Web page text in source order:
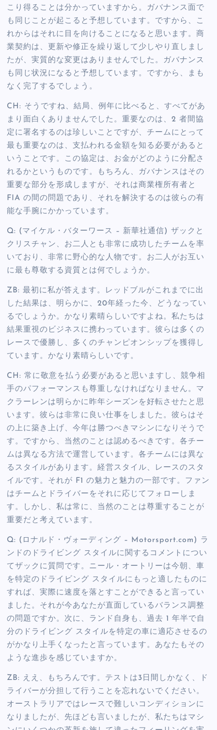
こり得ることは分かっていますから。ガバナンス面で
も同じことが起こると予想しています。ですから、こ
れからはそれに目を向けることになると思います。商
業契約は、更新や修正を繰り返して少しやり直しまし
たが、実質的な変更はありませんでした。ガバナンス
も同じ状況になると予想しています。ですから、まも
なく完了するでしょう。
CH: そうですね、結局、例年に比べると、すべてがあ
まり面白くありませんでした。重要なのは、2 者間協
定に署名するのは珍しいことですが、チームにとって
最も重要なのは、支払われる金額を知る必要があると
いうことです。この協定は、お金がどのように分配さ
れるかというものです。もちろん、ガバナンスはその
重要な部分を形成しますが、それは商業権所有者と
FIA の間の問題であり、それを解決するのは彼らの有
能な手腕にかかっています。
Q: (マイケル・バターワース – 新華社通信) ザックと
クリスチャン、お二人とも非常に成功したチームを率
いており、非常に野心的な人物です。お二人がお互い
に最も尊敬する資質とは何でしょうか。
ZB: 最初に私が答えます。レッドブルがこれまでに出
した結果は、明らかに、20年経った今、どうなってい
るでしょうか。かなり素晴らしいですよね。私たちは
結果重視のビジネスに携わっています。彼らは多くの
レースで優勝し、多くのチャンピオンシップを獲得し
ています。かなり素晴らしいです。
CH: 常に敬意を払う必要があると思いますし、競争相
手のパフォーマンスも尊重しなければなりません。マ
クラーレンは明らかに昨年シーズンを好転させたと思
います。彼らは非常に良い仕事をしました。彼らはそ
の上に築き上げ、今年は勝つべきマシンになりそうで
す。ですから、当然のことは認めるべきです。各チー
ムは異なる方法で運営しています。各チームには異な
るスタイルがあります。経営スタイル、レースのスタ
イルです。それが F1 の魅力と魅力の一部です。ファン
はチームとドライバーをそれに応じてフォローしま
す。しかし、私は常に、当然のことは尊重することが
重要だと考えています。
Q: (ロナルド・ヴォーディング – Motorsport.com) ラ
ンドのドライビング スタイルに関するコメントについ
てザックに質問です。ニール・オートリーは今朝、車
を特定のドライビング スタイルにもっと適したものに
すれば、実際に速度を落とすことができると言ってい
ました。それが今あなたが直面しているバランス調整
の問題ですか。次に、ランド自身も、過去 1 年半で自
分のドライビング スタイルを特定の車に適応させるの
がかなり上手くなったと言っています。あなたもその
ような進歩を感じていますか。
ZB: ええ、もちろんです。テストは3日間しかなく、ド
ライバーが分担して行うことを忘れないでください。
オーストラリアではレースで難しいコンディションに
なりましたが、先ほども言いましたが、私たちはマシ